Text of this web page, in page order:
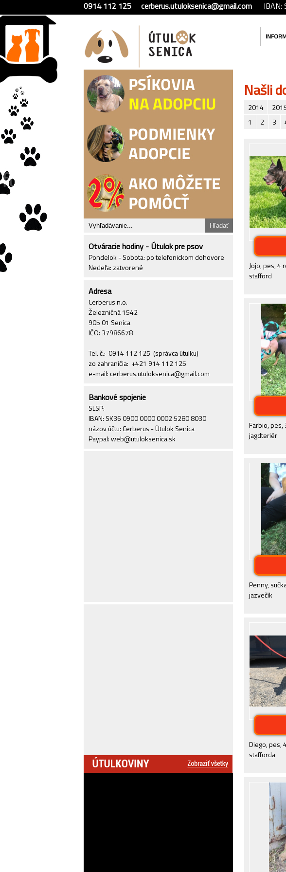
0914 112 125 cerberus.utuloksenica@gmail.com IBAN:
Otváracie hodiny - Útulok pre psov
Pondelok - Sobota: po telefonickom dohovore
Nedeľa: zatvorené
Adresa
Cerberus n.o.
Železničná 1542
905 01 Senica
IČO: 37986678
Tel. č.: 0914 112 125 (správca útulku)
zo zahraničia: +421 914 112 125
e-mail: cerberus.utuloksenica@gmail.com
Bankové spojenie
SLSP:
IBAN: SK36 0900 0000 0002 5280 8030
názov účtu: Cerberus - Útulok Senica
Paypal: web@utuloksenica.sk
Našli
2014
1
2 3
Jojo, pes, 4
stafford
Farbio, pes,
jagdteriér
Penny,
jazvečík
Diego, pes,
stafforda